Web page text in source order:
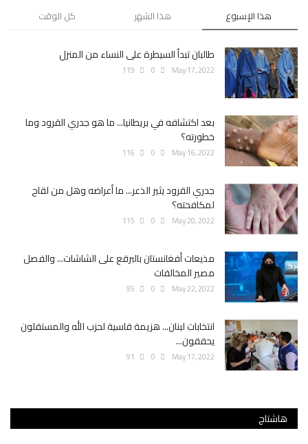
هذا الإسبوع هذا الشهر كل الوقت
طالبان تبدأ السيطرة على النساء من المنزل
May 17, 2022
0
119
بعد اكتشافه في بريطانيا... ما هو جدري القرود وما
خطورته؟
May 16, 2022
0
116
جدري القرود يثير الذعر... ما أعراضه وهل من لقاح
لمكافحته؟
May 20, 2022
0
115
مذيعات أفغانستان بالبرقع على الشاشات... والفصل
مصير المخالفات
May 22, 2022
0
95
انتخابات لبنان... هزيمة قاسية لحزب الله والمستقلون
يحققون...
May 17, 2022
0
91
هاشتاج